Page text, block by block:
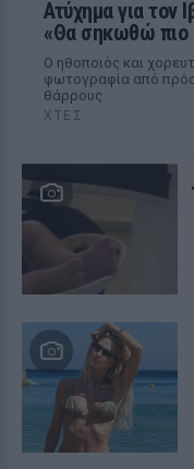
Ατύχημα για τον
«Θα σηκωθώ πιο
Ο ηθοποιός και
φωτογραφία από
θάρρους
ΧΤΕΣ